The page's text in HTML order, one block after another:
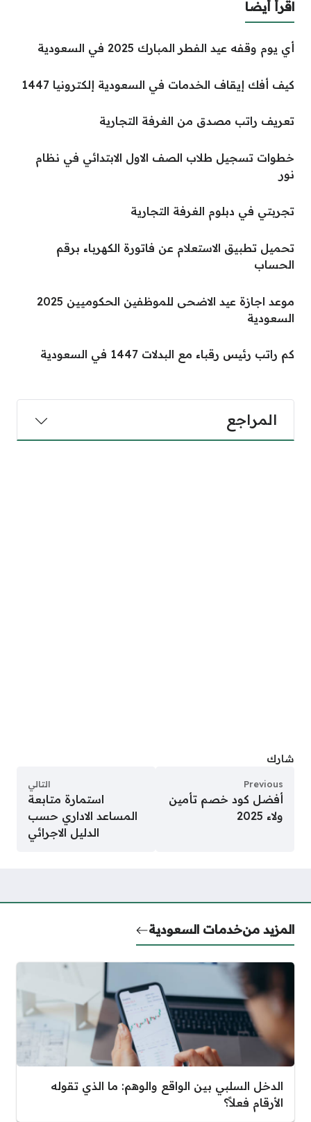
اقرأ أيضا
أي يوم وقفه عيد الفطر المبارك 2025 في السعودية
كيف أفك إيقاف الخدمات في السعودية إلكترونيا 1447
تعريف راتب مصدق من الغرفة التجارية
خطوات تسجيل طلاب الصف الاول الابتدائي في نظام
نور
تجربتي في دبلوم الغرفة التجارية
تحميل تطبيق الاستعلام عن فاتورة الكهرباء برقم
الحساب
موعد اجازة عيد الاضحى للموظفين الحكوميين 2025
السعودية
كم راتب رئيس رقباء مع البدلات 1447 في السعودية
المراجع
شارك
Previous
أفضل كود خصم تأمين
ولاء 2025
التالي
استمارة متابعة
المساعد الاداري حسب
الدليل الاجرائي
المزيد منخدمات السعودية
الدخل السلبي بين الواقع والوهم: ما الذي تقوله
الأرقام فعلاً؟